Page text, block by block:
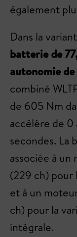
également
Dans la
batterie de
autonomie
combiné
de 605 Nm
accélère de 0
secondes. La
associée à
(229 ch) pour
et à un
ch) pour la
intégrale.